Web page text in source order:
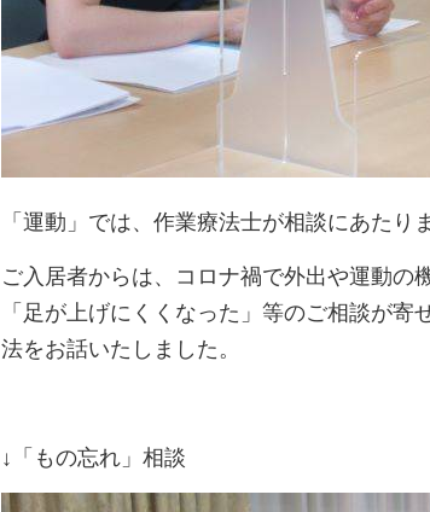
「運動」では、作業療法士が相談にあたり
ご入居者からは、コロナ禍で外出や運動の
「足が上げにくくなった」等のご相談が寄
法をお話いたしました。
↓「もの忘れ」相談